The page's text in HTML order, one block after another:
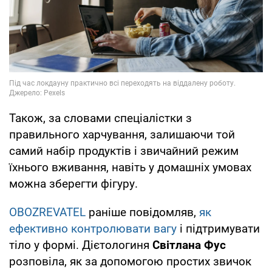
Також, за словами спеціалістки з
правильного харчування, залишаючи той
самий набір продуктів і звичайний режим
їхнього вживання, навіть у домашніх умовах
можна зберегти фігуру.
OBOZREVATEL раніше повідомляв, як
ефективно контролювати вагу і підтримувати
тіло у формі. Дієтологиня Світлана Фус
розповіла, як за допомогою простих звичок